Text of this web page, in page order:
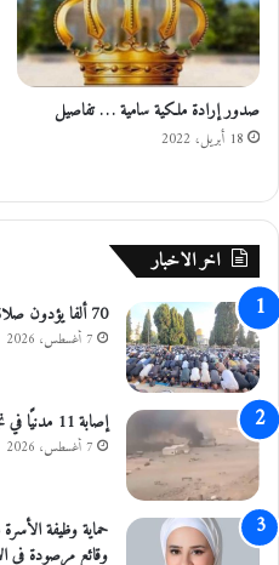
يل
م
ع
ل
م
ف
ل
ب
ق
ا
ء
صدور إرادة ملكية سامية … تفاصيل
18 أبريل، 2022
اخر الاخبار
70 ألفا يؤدون صلاة الجمعة في المسجد الأقصى
7 أغسطس، 2026
إصابة 11 مدنيًا في نجران بالسعودية جراء اعتداءات حوثية
7 أغسطس، 2026
حماية وظيفة